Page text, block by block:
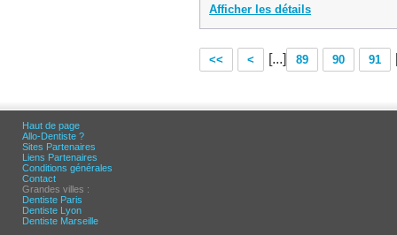
Afficher les détails
<< < [...] 89 90 91
Haut de page
Allo-Dentiste ?
Sites Partenaires
Liens Partenaires
Conditions générales
Contact
Grandes villes :
Dentiste Paris
Dentiste Lyon
Dentiste Marseille